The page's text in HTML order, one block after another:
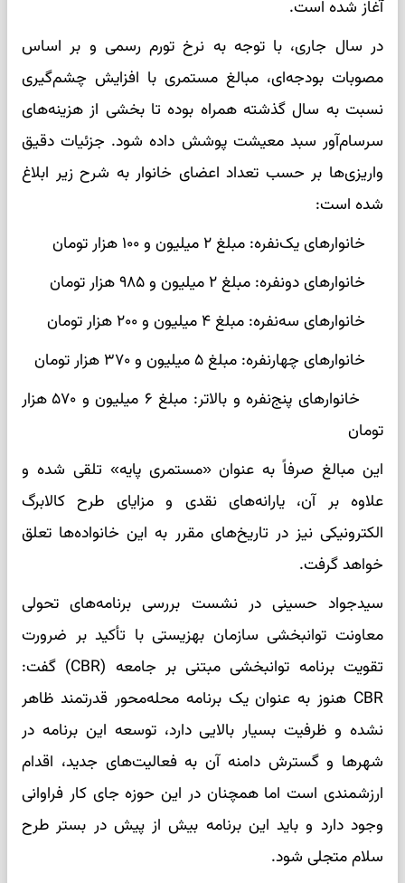
آغاز شده است.
در سال جاری، با توجه به نرخ تورم رسمی و بر اساس
مصوبات بودجه‌ای، مبالغ مستمری با افزایش چشم‌گیری
نسبت به سال گذشته همراه بوده تا بخشی از هزینه‌های
سرسام‌آور سبد معیشت پوشش داده شود. جزئیات دقیق
واریزی‌ها بر حسب تعداد اعضای خانوار به شرح زیر ابلاغ
شده است:
خانوارهای یک‌نفره: مبلغ ۲ میلیون و ۱۰۰ هزار تومان
خانوارهای دونفره: مبلغ ۲ میلیون و ۹۸۵ هزار تومان
خانوارهای سه‌نفره: مبلغ ۴ میلیون و ۲۰۰ هزار تومان
خانوارهای چهارنفره: مبلغ ۵ میلیون و ۳۷۰ هزار تومان
خانوارهای پنج‌نفره و بالاتر: مبلغ ۶ میلیون و ۵۷۰ هزار
تومان
این مبالغ صرفاً به عنوان «مستمری پایه» تلقی شده و
علاوه بر آن، یارانه‌های نقدی و مزایای طرح کالابرگ
الکترونیکی نیز در تاریخ‌های مقرر به این خانواده‌ها تعلق
خواهد گرفت.
سیدجواد حسینی در نشست بررسی برنامه‌های تحولی
معاونت توانبخشی سازمان بهزیستی با تأکید بر ضرورت
تقویت برنامه توانبخشی مبتنی بر جامعه (CBR) گفت:
CBR هنوز به عنوان یک برنامه محله‌محور قدرتمند ظاهر
نشده و ظرفیت بسیار بالایی دارد، توسعه این برنامه در
شهرها و گسترش دامنه آن به فعالیت‌های جدید، اقدام
ارزشمندی است اما همچنان در این حوزه جای کار فراوانی
وجود دارد و باید این برنامه بیش از پیش در بستر طرح
سلام‌ متجلی شود.